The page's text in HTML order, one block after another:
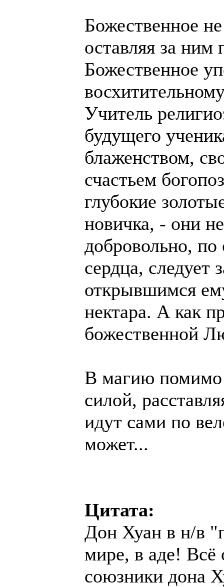
Божественное
оставляя за ним
Божественное
Учитель
будущего
блаженством,
счастьем
глубокие
новичка, - они
добровольно, по
сердца, следует
открывшимся
нектара. А как
божественной
В магию помимо
силой,
идут сами по
может...
Цитата:
Дон Хуан в н/в
мире, в аде! Всё
союзники дона